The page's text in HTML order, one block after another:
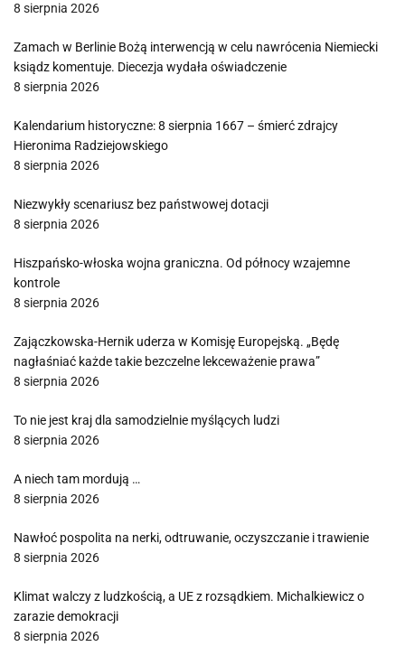
8 sierpnia 2026
Zamach w Berlinie Bożą interwencją w celu nawrócenia Niemiecki
ksiądz komentuje. Diecezja wydała oświadczenie
8 sierpnia 2026
Kalendarium historyczne: 8 sierpnia 1667 – śmierć zdrajcy
Hieronima Radziejowskiego
8 sierpnia 2026
Niezwykły scenariusz bez państwowej dotacji
8 sierpnia 2026
Hiszpańsko-włoska wojna graniczna. Od północy wzajemne
kontrole
8 sierpnia 2026
Zajączkowska-Hernik uderza w Komisję Europejską. „Będę
nagłaśniać każde takie bezczelne lekceważenie prawa”
8 sierpnia 2026
To nie jest kraj dla samodzielnie myślących ludzi
8 sierpnia 2026
A niech tam mordują …
8 sierpnia 2026
Nawłoć pospolita na nerki, odtruwanie, oczyszczanie i trawienie
8 sierpnia 2026
Klimat walczy z ludzkością, a UE z rozsądkiem. Michalkiewicz o
zarazie demokracji
8 sierpnia 2026